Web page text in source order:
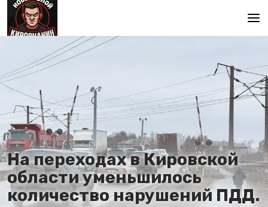
Главная
На переходах в Кировской
области уменьшилось
количество нарушений ПДД.